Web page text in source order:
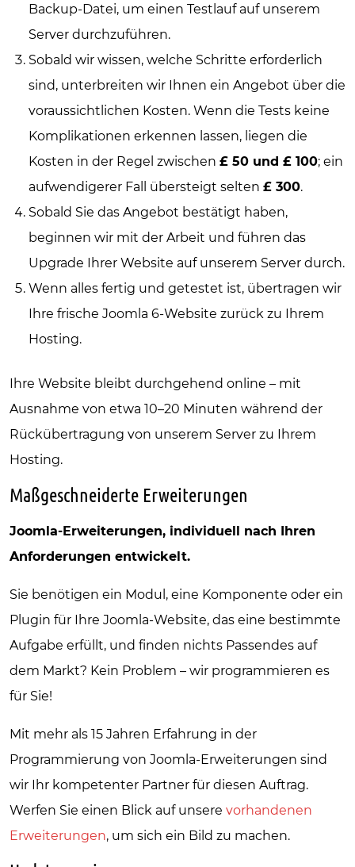
Backup-Datei, um einen Testlauf auf unserem
Server durchzuführen.
Sobald wir wissen, welche Schritte erforderlich
sind, unterbreiten wir Ihnen ein Angebot über die
voraussichtlichen Kosten. Wenn die Tests keine
Komplikationen erkennen lassen, liegen die
Kosten in der Regel zwischen £ 50 und £ 100; ein
aufwendigerer Fall übersteigt selten £ 300.
Sobald Sie das Angebot bestätigt haben,
beginnen wir mit der Arbeit und führen das
Upgrade Ihrer Website auf unserem Server durch.
Wenn alles fertig und getestet ist, übertragen wir
Ihre frische Joomla 6-Website zurück zu Ihrem
Hosting.
Ihre Website bleibt durchgehend online – mit
Ausnahme von etwa 10–20 Minuten während der
Rückübertragung von unserem Server zu Ihrem
Hosting.
Maßgeschneiderte Erweiterungen
Joomla-Erweiterungen, individuell nach Ihren
Anforderungen entwickelt.
Sie benötigen ein Modul, eine Komponente oder ein
Plugin für Ihre Joomla-Website, das eine bestimmte
Aufgabe erfüllt, und finden nichts Passendes auf
dem Markt? Kein Problem – wir programmieren es
für Sie!
Mit mehr als 15 Jahren Erfahrung in der
Programmierung von Joomla-Erweiterungen sind
wir Ihr kompetenter Partner für diesen Auftrag.
Werfen Sie einen Blick auf unsere vorhandenen
Erweiterungen, um sich ein Bild zu machen.